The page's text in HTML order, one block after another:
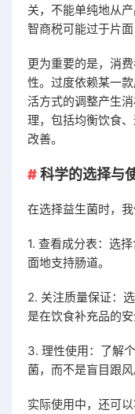
关，不能单纯地从
智商税可能过于片
更为重要的是，消
性。过度依赖某一
活方式的调整产生
理，包括均衡饮食
改善。
科学的选择与
在选择益生菌时，我
1. 查看成分表：选
面地支持肠道。
2. 关注质量保证：
是在饮食补充品的安
3. 理性使用：了解
菌，而不是盲目跟风
实际使用中，还可